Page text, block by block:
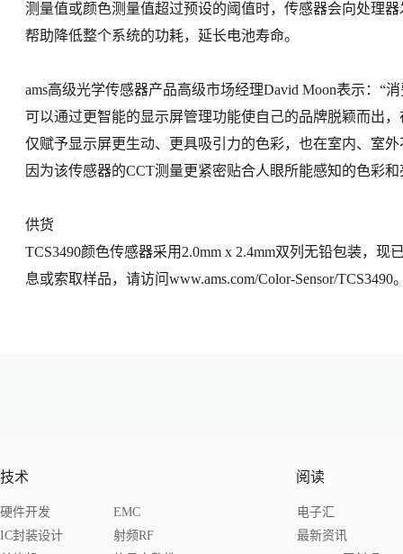
测量值或颜色测量值超过预设的阈值时，传感器会向处理
帮助降低整个系统的功耗，延长电池寿命。
ams高级光学传感器产品高级市场经理David Moon表示：“
可以通过更智能的显示屏管理功能使自己的品牌脱颖而出
仅赋予显示屏更生动、更具吸引力的色彩，也在室内、室
因为该传感器的CCT测量更紧密贴合人眼所能感知的色彩和
供货
TCS3490颜色传感器采用2.0mm x 2.4mm双列无铅包装，
息或索取样品，请访问www.ams.com/Color-Sensor/TCS3490
技术
硬件开发
EMC
IC封装设计
射频RF
阅读
电子汇
最新资讯